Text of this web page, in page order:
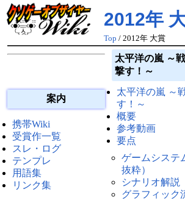
2012年
Top / 2012年 大賞
案内
携帯Wiki
受賞作一覧
スレ・ログ
テンプレ
用語集
リンク集
太平洋の嵐 ～
撃す！～
太平洋の嵐 ～
す！～
概要
参考動画
要点
ゲームシステ
抜粋）
シナリオ解説
グラフィック